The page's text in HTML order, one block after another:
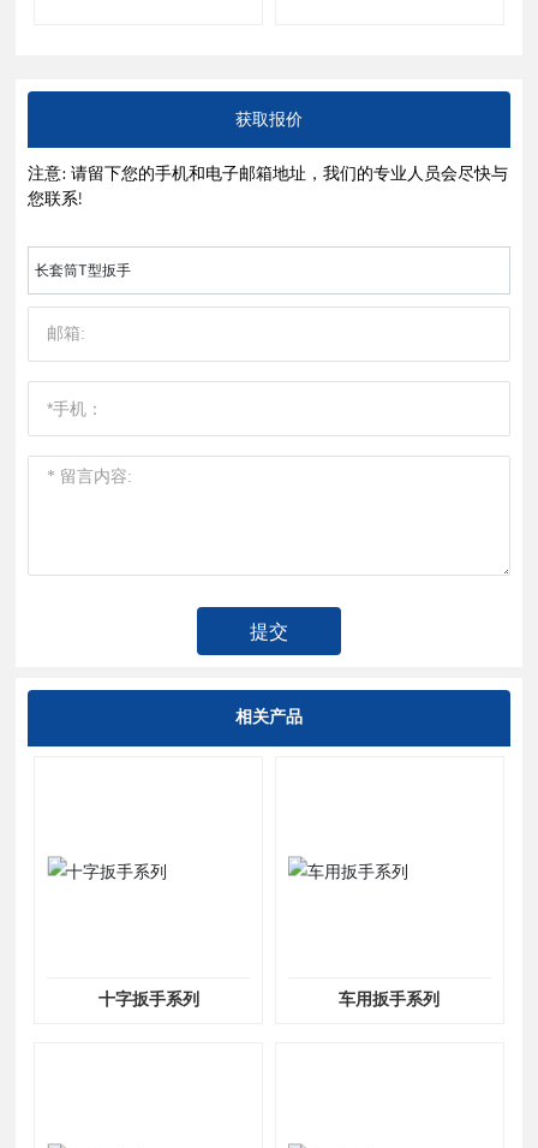
获取报价
注意: 请留下您的手机和电子邮箱地址，我们的专业人员会尽快与
您联系!
长套筒T型扳手
提交
相关产品
十字扳手系列 车用扳手系列